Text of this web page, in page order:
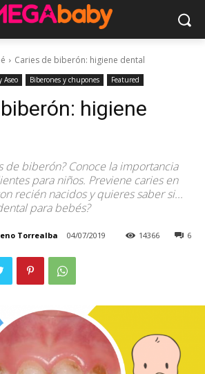
Caries de biberón: higiene dental
Aseo Biberones y chupones Featured
higiene
de biberón? Conoce la importancia
para niños. Previene caries en
recién nacidos y quieres saber si...
para bebés?
Torrealba 04/07/2019 6
14366